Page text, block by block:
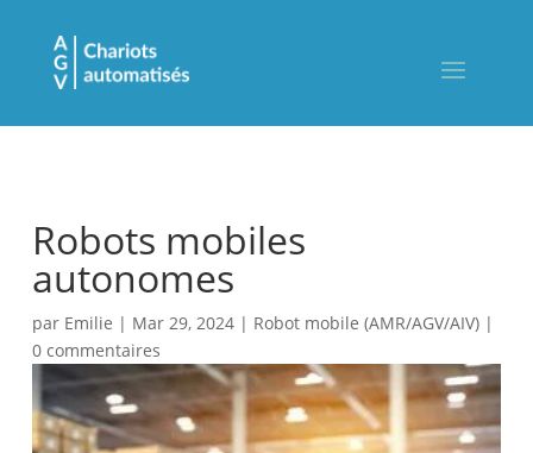
Robots mobiles
autonomes
par Emilie | Mar 29, 2024| Robot mobile (AMR/AGV/AIV)|
0 commentaires